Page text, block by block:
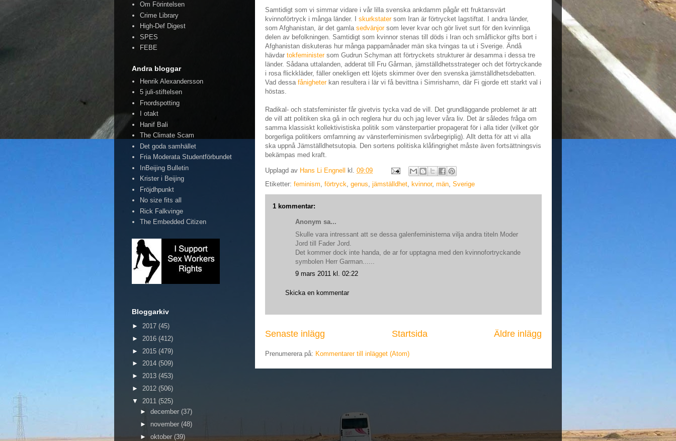
Samtidigt som vi simmar vidare i vår lilla svenska ankdamm pågår ett fruktansvärt
kvinnoförtryck i många länder. I skurkstatersom Iran är förtrycket lagstiftat. I andra länder,
som Afghanistan, är det gamla sedvänjorsom lever kvar och gör livet surt för den kvinnliga
delen av befolkningen. Samtidigt som kvinnor stenas till döds i Iran och småflickor gifts bort i
Afghanistan diskuteras hur många pappamånader män ska tvingas ta ut i Sverige. Ändå
hävdar tokfeministersom Gudrun Schyman att förtryckets strukturer är desamma i dessa tre
länder. Sådana uttalanden, adderat till Fru Gårman, jämställdhetsstrateger och det förtryckande
i rosa flickkläder, fäller onekligen ett löjets skimmer över den svenska jämställdhetsdebatten.
Vad dessa fånigheterkan resultera i lär vi få bevittna i Simrishamn, där Fi gjorde ett starkt val i
höstas.
Radikal- och statsfeminister får givetvis tycka vad de vill. Det grundläggande problemet är att
de vill att politiken ska gå in och reglera hur du och jag lever våra liv. Det är således fråga om
samma klassiskt kollektivistiska politik som vänsterpartier propagerat för i alla tider (vilket gör
borgerliga politikers omfamning av vänsterfeminismen svårbegriplig). Allt detta för att vi alla
ska uppnå Jämställdhetsutopia. Den sortens politiska klåfingrighet måste även fortsättningsvis
bekämpas med kraft.
Upplagd av Hans Li Engnell kl. 09:09
Etiketter: feminism, förtryck, genus, jämställdhet, kvinnor, män, Sverige
1 kommentar:
Anonym sa...
Skulle vara intressant att se dessa galenfeministerna vilja andra titeln Moder
Jord till Fader Jord.
Det kommer dock inte handa, de ar for upptagna med den kvinnofortryckande
symbolen Herr Garman......
9 mars 2011 kl. 02:22
Skicka en kommentar
Senaste inlägg Äldre inlägg
Startsida
Prenumerera på: Kommentarer till inlägget (Atom)
Om Förintelsen
Crime Library
High-Def Digest
SPES
FEBE
Andra bloggar
Henrik Alexandersson
5 juli-stiftelsen
Fnordspotting
I otakt
Hanif Bali
The Climate Scam
Det goda samhället
Fria Moderata Studentförbundet
InBeijing Bulletin
Krister i Beijing
Fröjdhpunkt
No size fits all
Rick Falkvinge
The Embedded Citizen
Bloggarkiv
► 2017 (45)
► 2016 (412)
► 2015 (479)
► 2014 (509)
► 2013 (453)
► 2012 (506)
▼ 2011 (525)
► december (37)
► november (48)
► oktober (39)